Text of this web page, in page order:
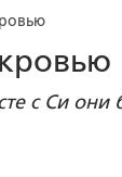
с Си они